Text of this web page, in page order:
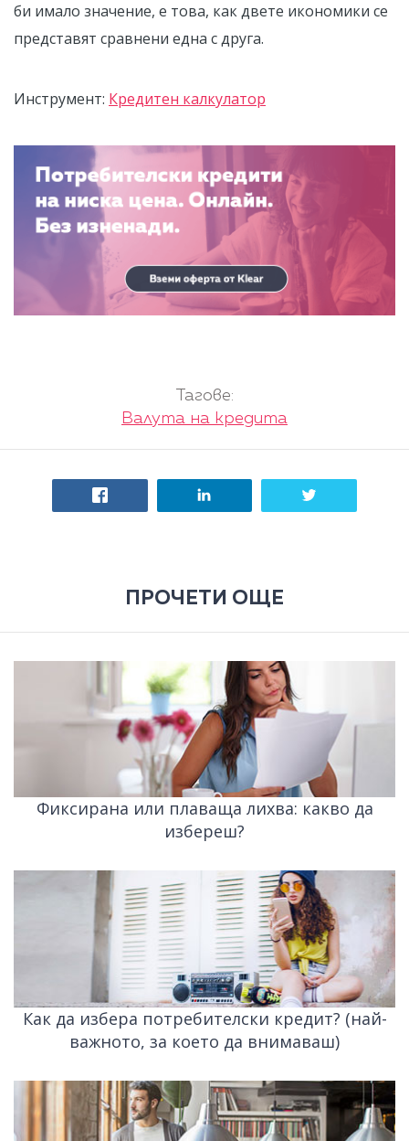
би имало значение, е това, как двете икономики се
представят сравнени една с друга.
Инструмент: Кредитен калкулатор
Тагове:
Валута на кредита
ПРОЧЕТИ ОЩЕ
Фиксирана или плаваща лихва: какво да
избереш?
Как да избера потребителски кредит? (най-
важното, за което да внимаваш)